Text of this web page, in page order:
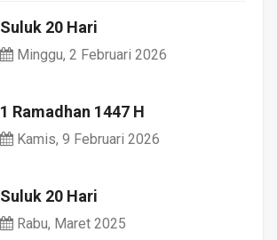
Suluk 20 Hari
Minggu, 2 Februari 2026
1 Ramadhan 1447 H
Kamis, 9 Februari 2026
Suluk 20 Hari
Rabu, Maret 2025